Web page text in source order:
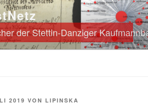
der Stettin-Danziger
2019 VON LIPINSKA